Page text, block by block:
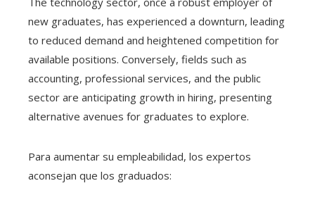
new graduates, has experienced a downturn, leading
to reduced demand and heightened competition for
available positions. Conversely, fields such as
accounting, professional services, and the public
sector are anticipating growth in hiring, presenting
alternative avenues for graduates to explore.
Para aumentar su empleabilidad, los expertos
aconsejan que los graduados: